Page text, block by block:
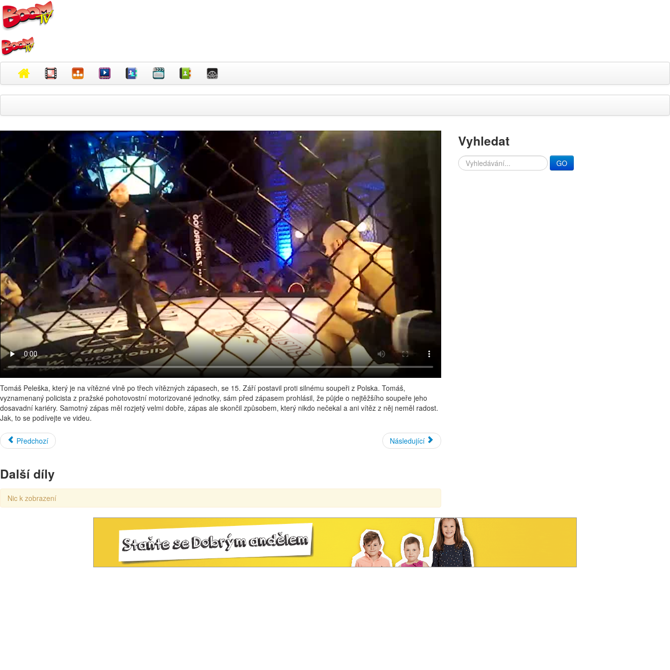
Tomáš Peleška, který je na vítězné vlně po třech vítězných zápasech, se 15. Září postavil proti silnému soupeři z Polska. Tomáš,
vyznamenaný policista z pražské pohotovostní motorizované jednotky, sám před zápasem prohlásil, že půjde o nejtěžšího soupeře jeho
dosavadní kariéry. Samotný zápas měl rozjetý velmi dobře, zápas ale skončil způsobem, který nikdo nečekal a ani vítěz z něj neměl radost.
Jak, to se podívejte ve videu.
Předchozí Následující
Další díly
Nic k zobrazení
Vyhledat
Search GO